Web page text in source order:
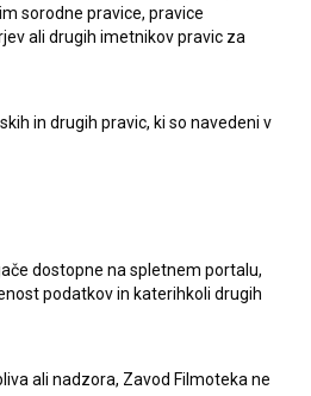
sorodne pravice, pravice
ali drugih imetnikov pravic za
in drugih pravic, ki so navedeni v
dostopne na spletnem portalu,
podatkov in katerihkoli drugih
ali nadzora, Zavod Filmoteka ne